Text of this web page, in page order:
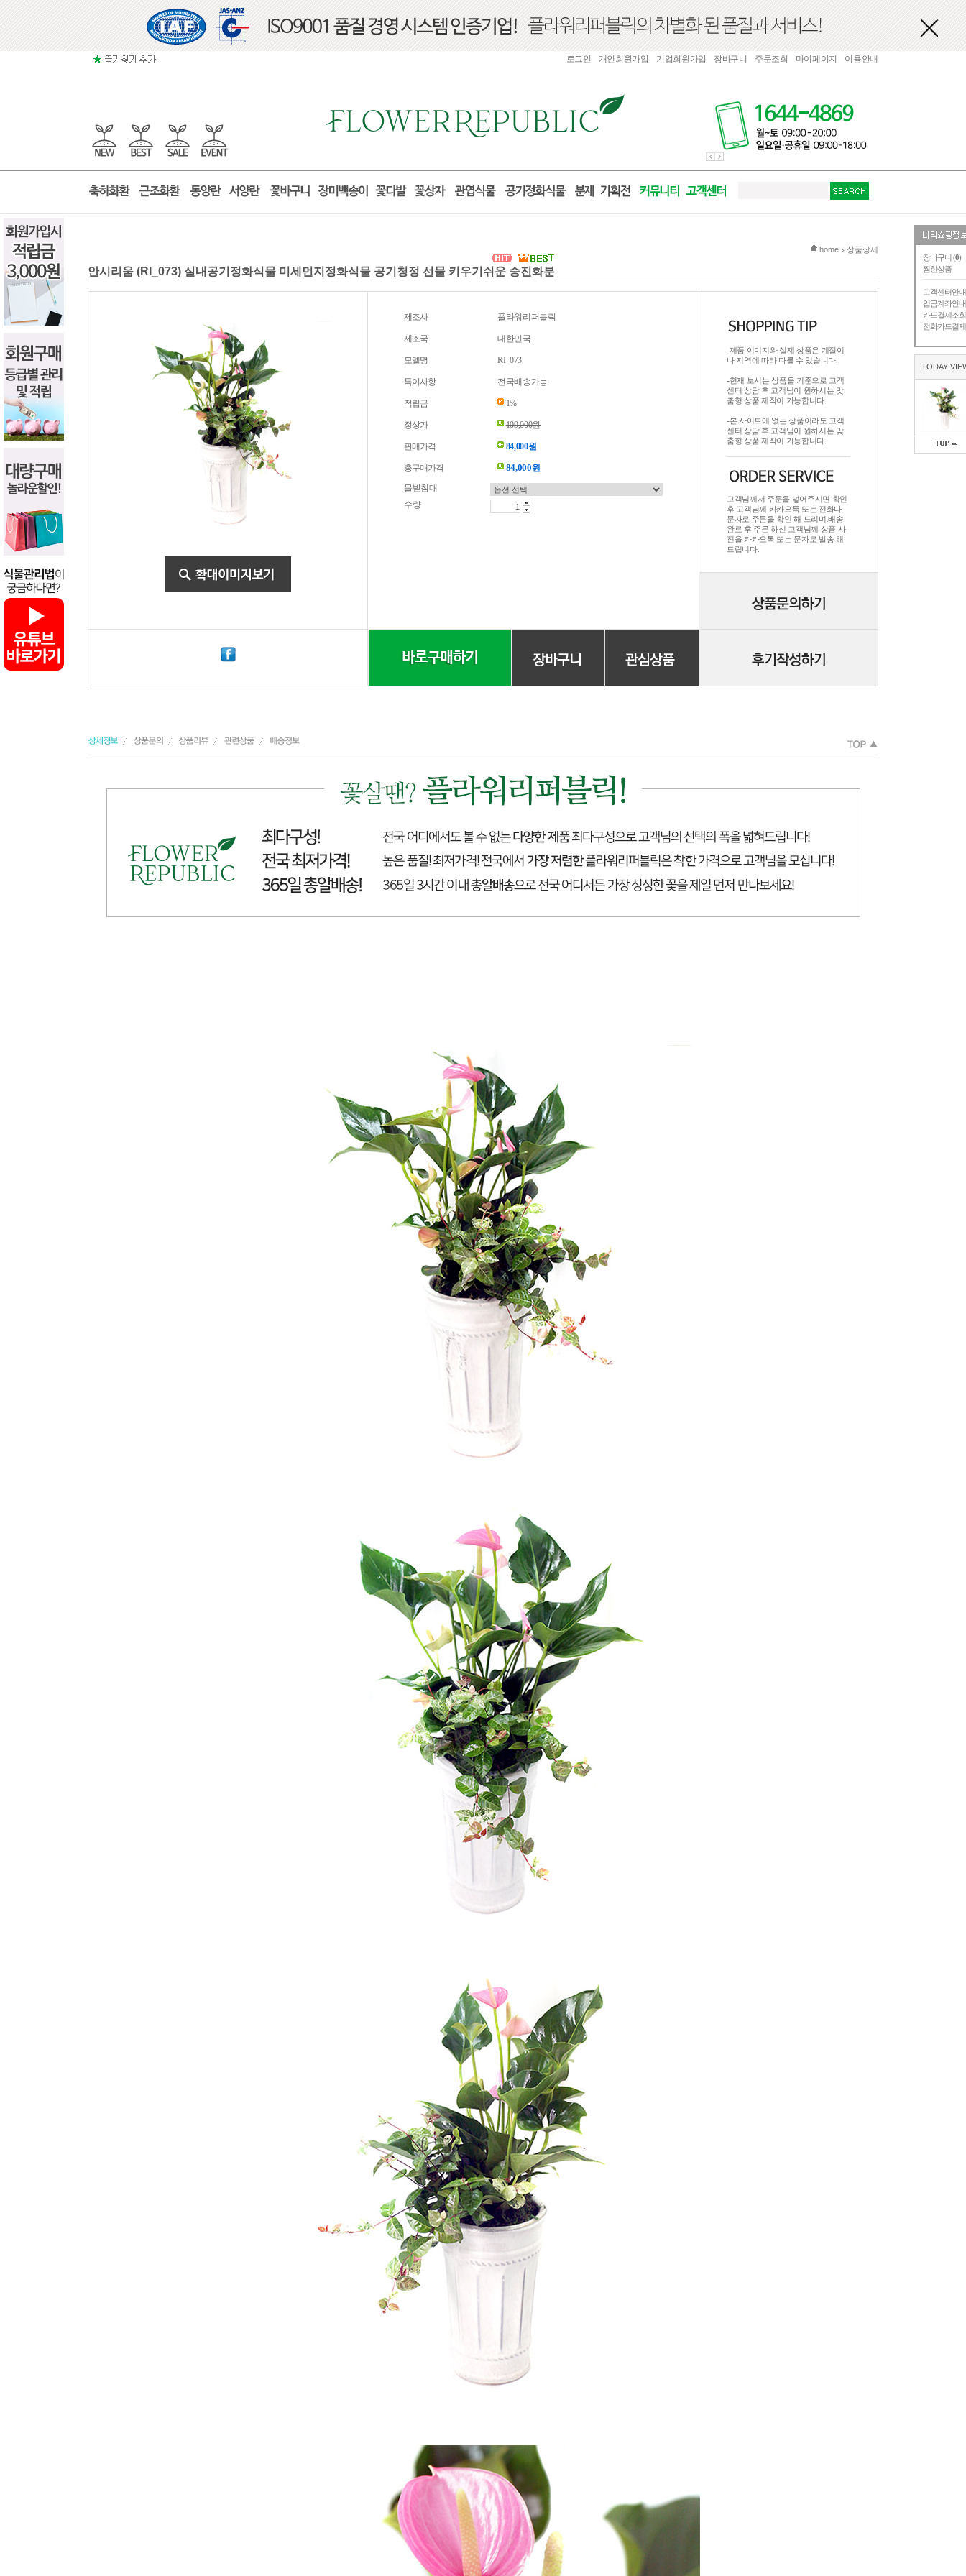
장바구니 (0)
찜한상품
고객센터안내
입금계좌안내
카드결제조회
전화카드결제
TODAY
로그인 개인회원가입 기업회원가입 장바구니 주문조회 마이페이지 이용안내
현재 위치
home > 상품상세
안시리움 (RI_073) 실내공기정화식물 미세먼지정화식물 공기청정 선물 키우기쉬운 승진화분
제조사 플라워리퍼블릭
제조국 대한민국
모델명 RI_073
특이사항 전국배송가능
적립금 1%
정상가 109,000원
판매가격 84,000원
총구매가격 84,000원
물받침대
수량
-제품 이미지와 실제 상품은 계절이
나 지역에 따라 다를 수 있습니다.
-현재 보시는 상품을 기준으로 고객
센터 상담 후 고객님이 원하시는 맞
춤형 상품 제작이 가능합니다.
-본 사이트에 없는 상품이라도 고객
센터 상담 후 고객님이 원하시는 맞
춤형 상품 제작이 가능합니다.
고객님께서 주문을 넣어주시면 확인
후 고객님께 카카오톡 또는 전화나
문자로 주문을 확인 해 드리며.배송
완료 후 주문 하신 고객님께 상품 사
진을 카카오톡 또는 문자로 발송 해
드립니다.